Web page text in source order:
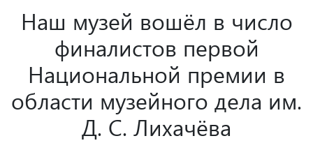
Наш музей вошёл в число
финалистов первой
Национальной премии в
области музейного дела им.
Д. С. Лихачёва